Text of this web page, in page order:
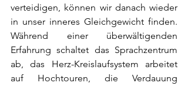
verteidigen, können wir danach wieder
in unser inneres Gleichgewicht finden.
Während einer überwältigenden
Erfahrung schaltet das Sprachzentrum
ab, das Herz-Kreislaufsystem arbeitet
auf Hochtouren, die Verdauung